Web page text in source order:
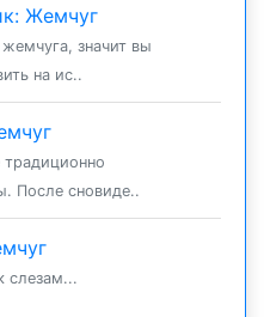
Жемчуг
значит вы
на ис..
После сновиде..
слезам...